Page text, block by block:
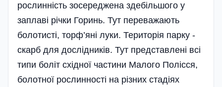
рослинність зосереджена зде­більшого у
заплаві річки Горинь. Тут переважають
болотисті, торф’яні луки. Територія парку -
скарб для до­слідників. Тут представлені всі
типи боліт східної частини Малого Поліс­ся,
болотної рослинності на різних стадіях